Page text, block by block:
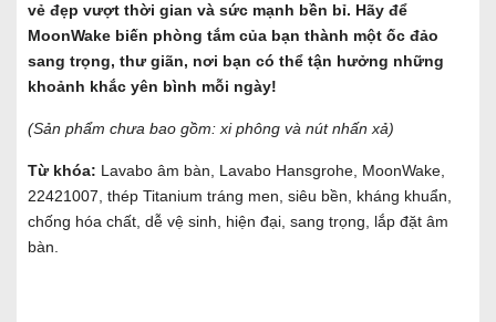
vẻ đẹp vượt thời gian và sức mạnh bền bỉ. Hãy để
MoonWake biến phòng tắm của bạn thành một ốc đảo
sang trọng, thư giãn, nơi bạn có thể tận hưởng những
khoảnh khắc yên bình mỗi ngày!
(Sản phẩm chưa bao gồm: xi phông và nút nhấn xả)
Từ khóa: Lavabo âm bàn, Lavabo Hansgrohe, MoonWake,
22421007, thép Titanium tráng men, siêu bền, kháng khuẩn,
chống hóa chất, dễ vệ sinh, hiện đại, sang trọng, lắp đặt âm
bàn.